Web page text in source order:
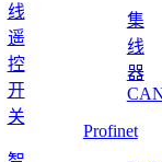
线
遥
控
开
关
集
线
器
Profinet